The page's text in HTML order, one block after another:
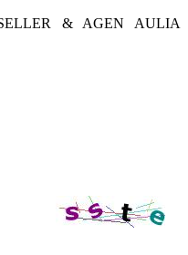
& AGEN AULIA